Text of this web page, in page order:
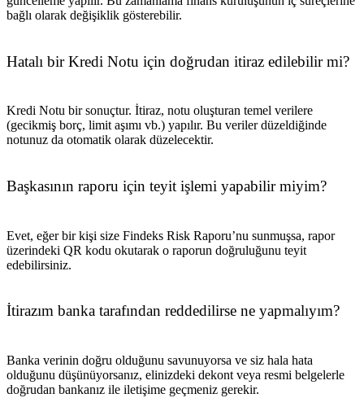
bağlı olarak değişiklik gösterebilir.
Hatalı bir Kredi Notu için doğrudan itiraz edilebilir mi?
Kredi Notu bir sonuçtur. İtiraz, notu oluşturan temel verilere
(gecikmiş borç, limit aşımı vb.) yapılır. Bu veriler düzeldiğinde
notunuz da otomatik olarak düzelecektir.
Başkasının raporu için teyit işlemi yapabilir miyim?
Evet, eğer bir kişi size Findeks Risk Raporu’nu sunmuşsa, rapor
üzerindeki QR kodu okutarak o raporun doğruluğunu teyit
edebilirsiniz.
İtirazım banka tarafından reddedilirse ne yapmalıyım?
Banka verinin doğru olduğunu savunuyorsa ve siz hala hata
olduğunu düşünüyorsanız, elinizdeki dekont veya resmi belgelerle
doğrudan bankanız ile iletişime geçmeniz gerekir.